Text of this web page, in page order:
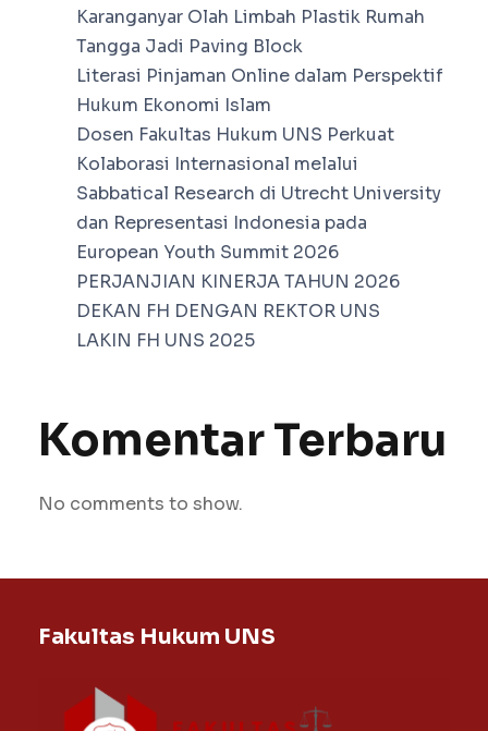
Karanganyar Olah Limbah Plastik Rumah
Tangga Jadi Paving Block
Literasi Pinjaman Online dalam Perspektif
Hukum Ekonomi Islam
Dosen Fakultas Hukum UNS Perkuat
Kolaborasi Internasional melalui
Sabbatical Research di Utrecht University
dan Representasi Indonesia pada
European Youth Summit 2026
PERJANJIAN KINERJA TAHUN 2026
DEKAN FH DENGAN REKTOR UNS
LAKIN FH UNS 2025
Komentar Terbaru
No comments to show.
Fakultas Hukum UNS